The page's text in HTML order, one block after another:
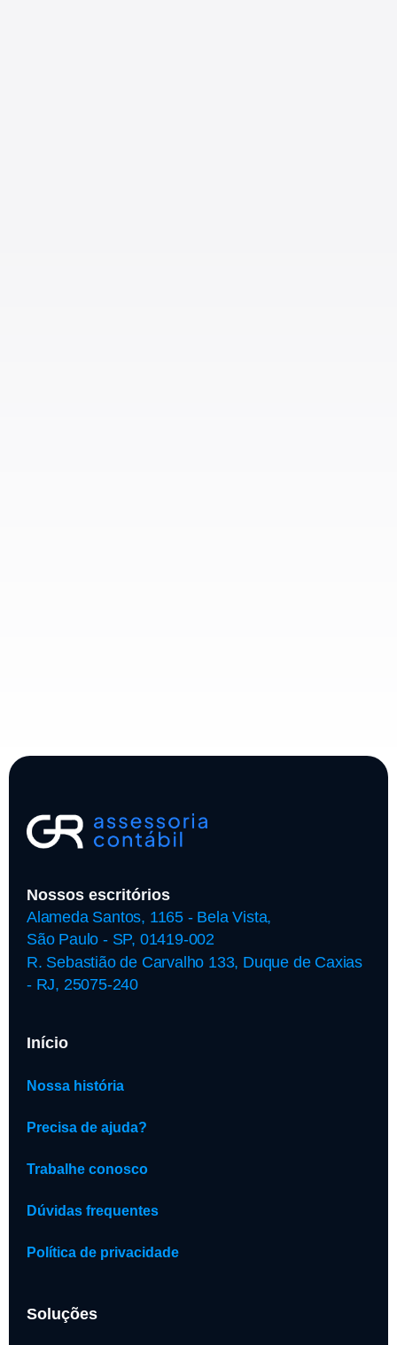
Nossos escritórios
Alameda Santos, 1165 - Bela Vista,
São Paulo - SP, 01419-002
R. Sebastião de Carvalho 133, Duque de Caxias
- RJ, 25075-240
Início
Nossa história
Precisa de ajuda?
Trabalhe conosco
Dúvidas frequentes
Política de privacidade
Soluções